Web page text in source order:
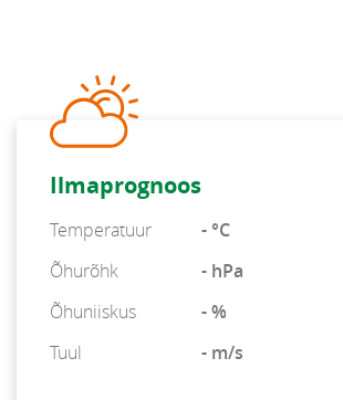
Ilmaprognoos
Temperatuur
- °C
Õhurõhk
- hPa
Õhuniiskus
- %
Tuul
- m/s